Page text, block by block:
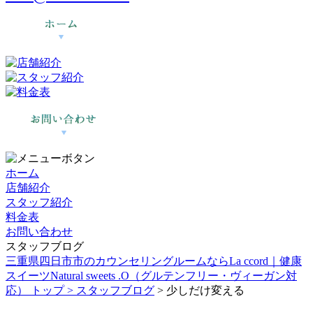
ホーム
店舗紹介
スタッフ紹介
料金表
お問い合わせ
スタッフブログ
三重県四日市市のカウンセリングルームならLa ccord｜健康
スイーツNatural sweets .O（グルテンフリー・ヴィーガン対
応） トップ > スタッフブログ > 少しだけ変える